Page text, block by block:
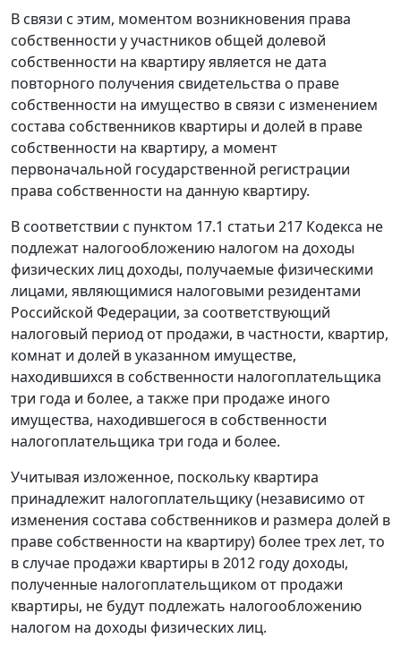
В связи с этим, моментом возникновения права
собственности у участников общей долевой
собственности на квартиру является не дата
повторного получения свидетельства о праве
собственности на имущество в связи с изменением
состава собственников квартиры и долей в праве
собственности на квартиру, а момент
первоначальной государственной регистрации
права собственности на данную квартиру.
В соответствии с пунктом 17.1 статьи 217 Кодекса не
подлежат налогообложению налогом на доходы
физических лиц доходы, получаемые физическими
лицами, являющимися налоговыми резидентами
Российской Федерации, за соответствующий
налоговый период от продажи, в частности, квартир,
комнат и долей в указанном имуществе,
находившихся в собственности налогоплательщика
три года и более, а также при продаже иного
имущества, находившегося в собственности
налогоплательщика три года и более.
Учитывая изложенное, поскольку квартира
принадлежит налогоплательщику (независимо от
изменения состава собственников и размера долей в
праве собственности на квартиру) более трех лет, то
в случае продажи квартиры в 2012 году доходы,
полученные налогоплательщиком от продажи
квартиры, не будут подлежать налогообложению
налогом на доходы физических лиц.